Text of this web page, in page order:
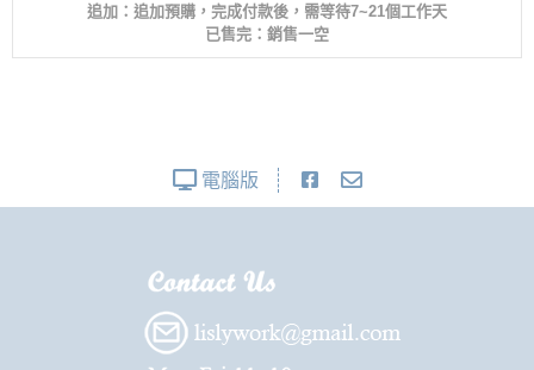
追加：追加預購，完成付款後，需等待7~21個工作天
已售完：銷售一空
電腦版